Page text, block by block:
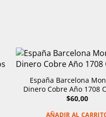
España Barcelona
Dinero Cobre Año 1708
$60,00
AÑADIR AL